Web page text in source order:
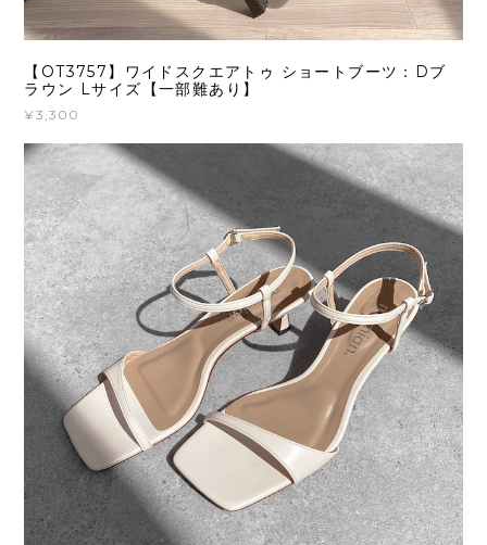
【OT3757】ワイドスクエアトゥ ショートブーツ：Dブ
ラウン Lサイズ【一部難あり】
¥3,300